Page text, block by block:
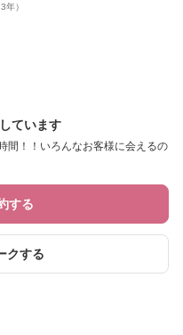
年）
ています
間！！いろんなお客様に会えるの
する
クする